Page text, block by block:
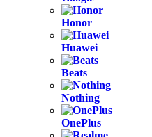
Honor
Huawei
Beats
Nothing
OnePlus